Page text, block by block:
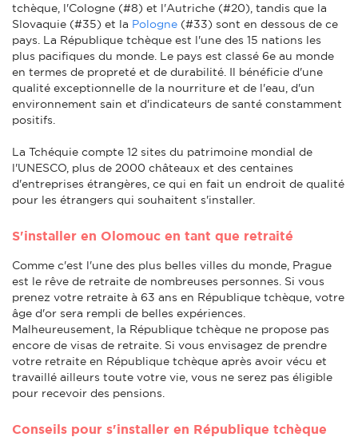
tchèque, l'Cologne (#8) et l'Autriche (#20), tandis que la
Slovaquie (#35) et la Pologne (#33) sont en dessous de ce
pays. La République tchèque est l'une des 15 nations les
plus pacifiques du monde. Le pays est classé 6e au monde
en termes de propreté et de durabilité. Il bénéficie d'une
qualité exceptionnelle de la nourriture et de l'eau, d'un
environnement sain et d'indicateurs de santé constamment
positifs.
La Tchéquie compte 12 sites du patrimoine mondial de
l'UNESCO, plus de 2000 châteaux et des centaines
d'entreprises étrangères, ce qui en fait un endroit de qualité
pour les étrangers qui souhaitent s'installer.
S'installer en Olomouc en tant que retraité
Comme c'est l'une des plus belles villes du monde, Prague
est le rêve de retraite de nombreuses personnes. Si vous
prenez votre retraite à 63 ans en République tchèque, votre
âge d'or sera rempli de belles expériences.
Malheureusement, la République tchèque ne propose pas
encore de visas de retraite. Si vous envisagez de prendre
votre retraite en République tchèque après avoir vécu et
travaillé ailleurs toute votre vie, vous ne serez pas éligible
pour recevoir des pensions.
Conseils pour s'installer en République tchèque